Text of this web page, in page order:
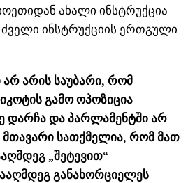
ახალი ინსტრუქცია
ძველი ინსტრუქციის ერთგული
არის საუბარი, რომ
გამო ოპოზიცია
დარჩა და პარლამენტში არ
მთავარი სათქმელია, რომ მათ
„შეტევით“
განახორციელეს